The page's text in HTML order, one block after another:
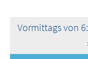
Vormittags von